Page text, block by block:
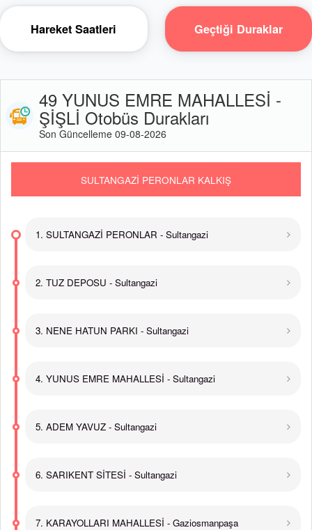
Hareket Saatleri Geçtiği Duraklar
49 YUNUS EMRE MAHALLESİ -
ŞİŞLİ Otobüs Durakları
Son Güncelleme 09-08-2026
SULTANGAZİ PERONLAR KALKIŞ
1. SULTANGAZİ PERONLAR - Sultangazi
2. TUZ DEPOSU - Sultangazi
3. NENE HATUN PARKI - Sultangazi
4. YUNUS EMRE MAHALLESİ - Sultangazi
5. ADEM YAVUZ - Sultangazi
6. SARIKENT SİTESİ - Sultangazi
7. KARAYOLLARI MAHALLESİ - Gaziosmanpaşa